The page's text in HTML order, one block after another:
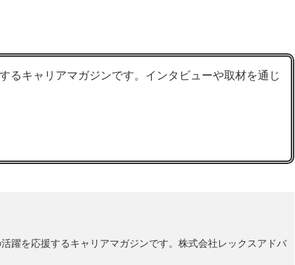
るキャリアマガジンです。インタビューや取材を通じ
躍を応援するキャリアマガジンです。株式会社レックスアドバ